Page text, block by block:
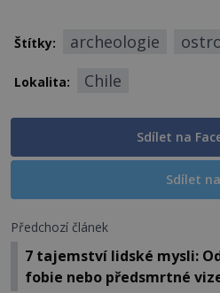
Štítky: archeologie
Lokalita: Chile
Sdílet na
Sdílet
Předchozí článek
7 tajemství lidské mysli:
fobie nebo předsmrtné